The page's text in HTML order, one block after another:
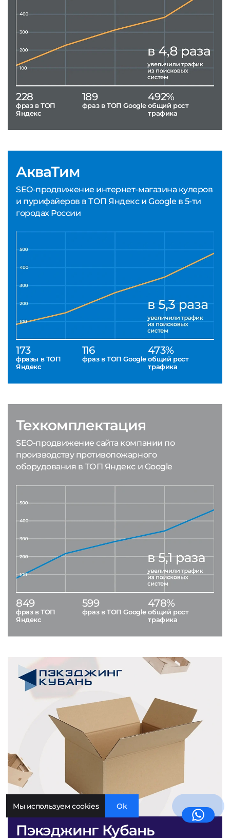
АкваТим
SEO-продвижение интернет-магазина кулеров
и пурифайеров в ТОП Яндекс и Google в 5-ти
городах России
173
фразы в ТОП
Яндекс
116
фраз в ТОП Google
473%
общий рост
трафика
Пэкэджинг Кубань
228
фраз в ТОП
Яндекс
189
фраз в ТОП Google
492%
общий рост
трафика
Техкомплектация
SEO-продвижение сайта компании по
производству противопожарного
оборудования в ТОП Яндекс и Google
849
фраз в ТОП
Яндекс
599
фраз в ТОП Google
478%
общий рост
трафика
Мы используем cookies Ok